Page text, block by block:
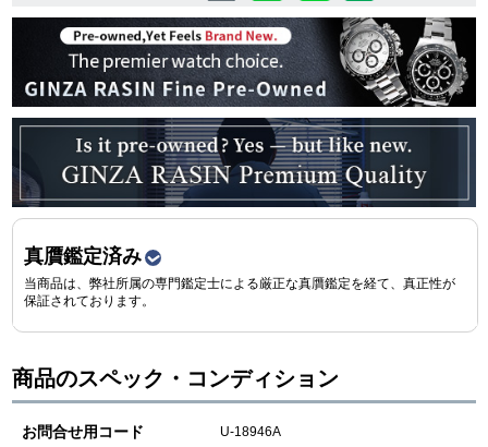
GINZA RASINのプレミアムクオリティについて
送料・お支払方法
ショッピングローンの流れ
よくある質問
ショップサービス
保証・アフターサービス
ラッピングサービス
真贋鑑定済み
当商品は、弊社所属の専門鑑定士による厳正な真贋鑑定を経て、真正性が
保証されております。
商品のスペック・コンディション
お問合せ用コード U-18946A